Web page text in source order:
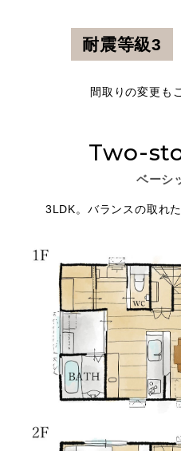
耐震等級3
間取りの変更も
Two-
ベーシ
3LDK。バランスの取れ